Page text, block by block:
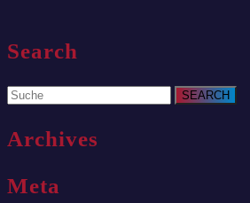
Search
Search
for:
Archives
Meta